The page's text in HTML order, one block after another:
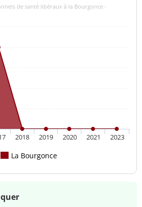
de santé libéraux à la Bourgonce -
La Bourgonce
2018 2019 2020 2021 2023